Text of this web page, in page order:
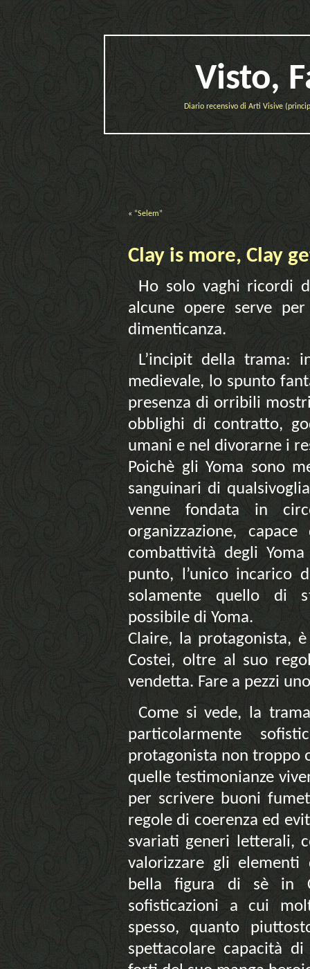
Visto,
Diario recensivo di Arti Visive
« “Selem”
Clay is more, Clay
Ho solo vaghi ricordi
alcune opere serve
dimenticanza.
L’incipit della trama:
medievale, lo spunto
presenza di orribili
obblighi di contratto,
umani e nel divorarne i
Poichè gli Yoma sono
sanguinari di
venne fondata in
organizzazione,
combattività degli
punto, l’unico incarico
solamente quello di
possibile di Yoma.
Claire, la protagonista,
Costei, oltre al suo
vendetta. Fare a pezzi
Come si vede, la
particolarmente
protagonista non troppo
quelle testimonianze
per scrivere buoni
regole di coerenza ed
svariati generi letterali,
valorizzare gli elementi
bella figura di sè in
sofisticazioni a cui
spesso, quanto
spettacolare capacità